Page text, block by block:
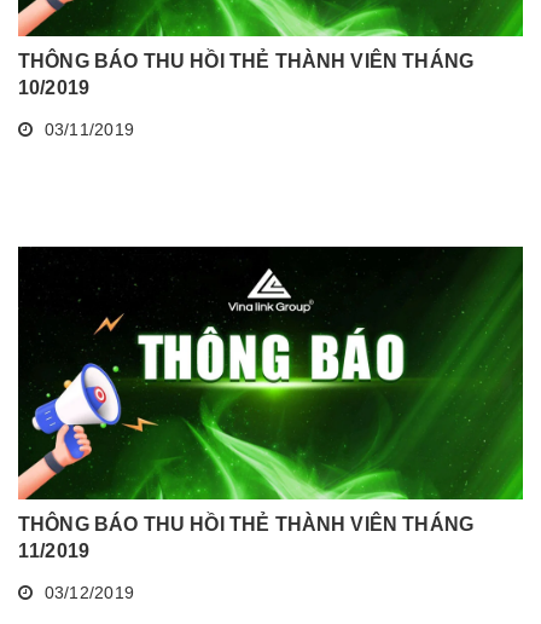
THÔNG BÁO THU HỒI THẺ THÀNH VIÊN THÁNG
10/2019
03/11/2019
THÔNG BÁO THU HỒI THẺ THÀNH VIÊN THÁNG
11/2019
03/12/2019